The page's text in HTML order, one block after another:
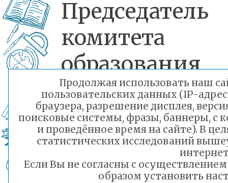
Председатель
комитета
образования
Читы
Ивановна
во
планерного
Продолжая использовать наш
пользовательских данных (IP-
браузера, разрешение дисплея,
поисковые системы, фразы, баннеры, с
и проведённое время на сайте). В
статистических исследований
Если Вы не согласны с
образом установить